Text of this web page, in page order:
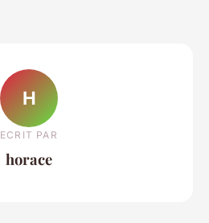
H
ECRIT PAR
horace